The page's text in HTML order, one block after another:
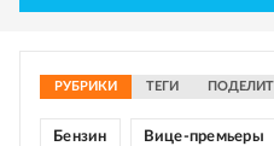
РУБРИКИ ТЕГИ
Бензин Вице-премьеры